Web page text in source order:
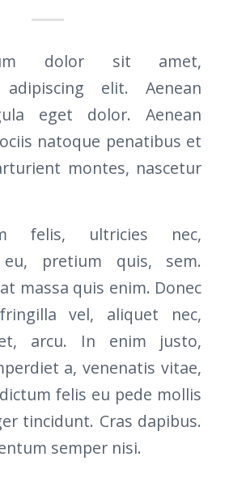
dolor sit amet,
adipiscing elit. Aenean
eget dolor. Aenean
natoque penatibus et
montes, nascetur
felis, ultricies nec,
eu, pretium quis, sem.
massa quis enim. Donec
vel, aliquet nec,
arcu. In enim justo,
a, venenatis vitae,
felis eu pede mollis
tincidunt. Cras dapibus.
semper nisi.